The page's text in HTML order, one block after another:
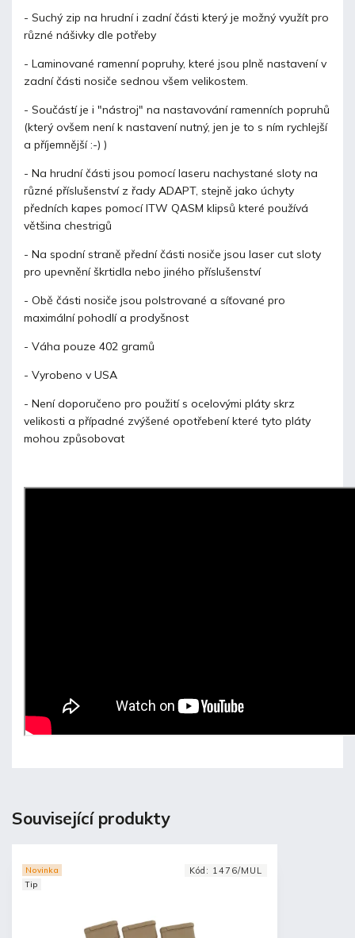
- Suchý zip na hrudní i zadní části který je možný využít pro
různé nášivky dle potřeby
- Laminované ramenní popruhy, které jsou plně nastavení v
zadní části nosiče sednou všem velikostem.
- Součástí je i "nástroj" na nastavování ramenních popruhů
(který ovšem není k nastavení nutný, jen je to s ním rychlejší
a příjemnější :-) )
- Na hrudní části jsou pomocí laseru nachystané sloty na
různé příslušenství z řady ADAPT, stejně jako úchyty
předních kapes pomocí ITW QASM klipsů které používá
většina chestrigů
- Na spodní straně přední části nosiče jsou laser cut sloty
pro upevnění škrtidla nebo jiného příslušenství
- Obě části nosiče jsou polstrované a síťované pro
maximální pohodlí a prodyšnost
- Váha pouze 402 gramů
- Vyrobeno v USA
- Není doporučeno pro použití s ocelovými pláty skrz
velikosti a případné zvýšené opotřebení které tyto pláty
mohou způsobovat
Související produkty
Novinka
Tip
Kód: 1476/MUL